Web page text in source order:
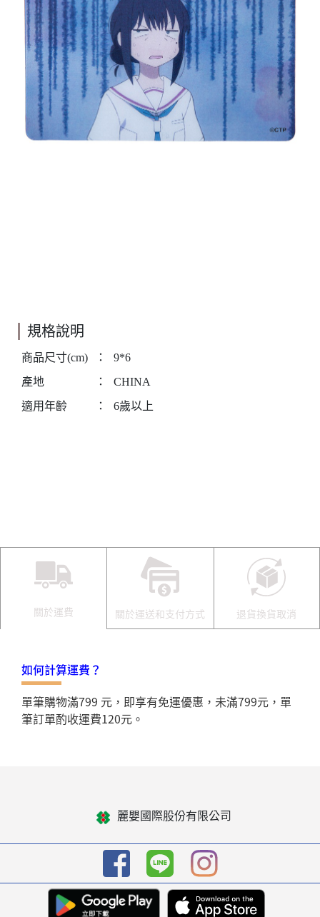
規格說明
商品尺寸(cm) ：
9*6
產地
：
CHINA
適用年齡
： 6歲以上
關於運費 關於運送和支付方式 退貨換貨取消
如何計算運費？
單筆購物滿799 元，即享有免運優惠，未滿799元，單
筆訂單酌收運費120元。
麗嬰國際股份有限公司